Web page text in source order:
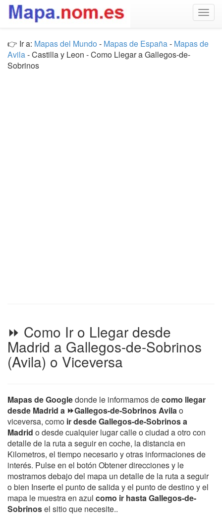
👉 Ir a: Mapas del Mundo - Mapas de España- Mapas de
Avila- Castilla y Leon - Como Llegar a Gallegos-de-
Sobrinos
⏩ Como Ir o Llegar desde
Madrid a Gallegos-de-Sobrinos
(Avila) o Viceversa
Mapas de Googledonde le informamos decomo llegar
desde Madrid a ⏩Gallegos-de-Sobrinos Avilao
viceversa, como ir desde Gallegos-de-Sobrinos a
Madrid o desde cualquier lugar calle o ciudad a otro con
detalle de la ruta a seguir en coche, la distancia en
Kilometros, el tiempo necesario y otras informaciones de
interés. Pulse en el botón Obtener direcciones y le
mostramos debajo del mapa un detalle de la ruta a seguir
o bien Inserte el punto de salida y el punto de destino y el
mapa le muestra en azul como ir hasta Gallegos-de-
Sobrinosel sitio que necesite..